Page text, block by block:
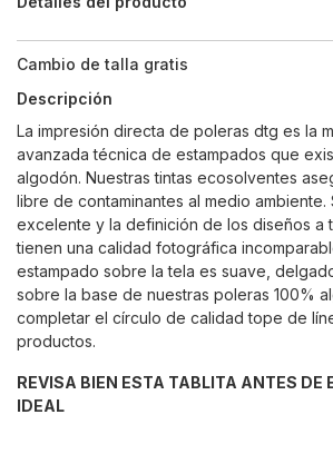
Cambio de talla gratis
Descripción
La impresión directa de poleras dtg es la
avanzada técnica de estampados que
algodón. Nuestras tintas ecosolventes
libre de contaminantes al medio ambiente.
excelente y la definición de los diseños a
tienen una calidad fotográfica
estampado sobre la tela es suave,
sobre la base de nuestras poleras 100%
completar el círculo de calidad tope de
productos.
REVISA BIEN ESTA TABLITA ANTES DE
IDEAL